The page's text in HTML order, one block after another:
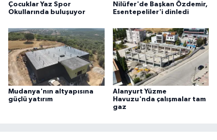
Çocuklar Yaz Spor
Okullarında buluşuyor
Nilüfer'de Başkan Özdemir,
Esentepeliler'i dinledi
Mudanya'nın altyapısına
güçlü yatırım
Alanyurt Yüzme
Havuzu'nda çalışmalar tam
gaz